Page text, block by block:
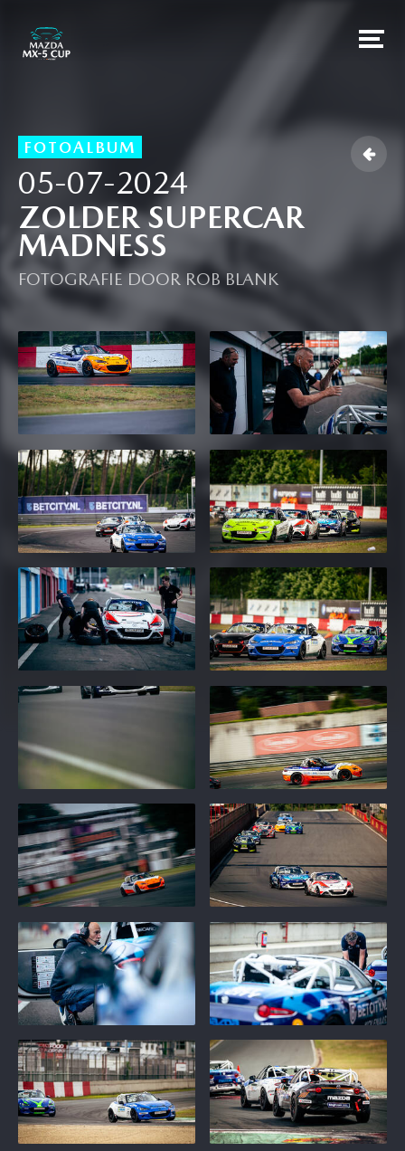

FOTOALBUM
05-07-2024
ZOLDER SUPERCAR
MADNESS
FOTOGRAFIE DOOR ROB BLANK